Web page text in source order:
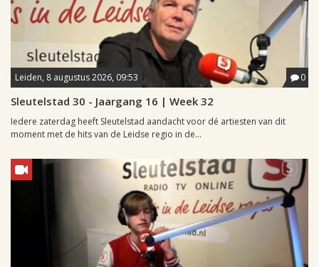
Leiden, 8 augustus 2026, 09:53 0
Sleutelstad 30 - Jaargang 16 | Week 32
Iedere zaterdag heeft Sleutelstad aandacht voor dé artiesten van dit
moment met de hits van de Leidse regio in de...